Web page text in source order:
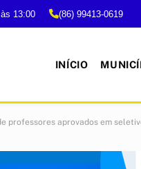
13:00 (86) 99413-0619
INÍCIO
professores aprovados em